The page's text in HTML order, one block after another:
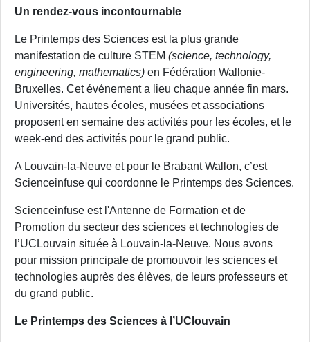
Un rendez-vous incontournable
Le Printemps des Sciences est la plus grande
manifestation de culture STEM (science, technology,
engineering, mathematics) en Fédération Wallonie-
Bruxelles. Cet événement a lieu chaque année fin mars.
Universités, hautes écoles, musées et associations
proposent en semaine des activités pour les écoles, et le
week-end des activités pour le grand public.
A Louvain-la-Neuve et pour le Brabant Wallon, c’est
Scienceinfuse qui coordonne le Printemps des Sciences.
Scienceinfuse est l'Antenne de Formation et de
Promotion du secteur des sciences et technologies de
l’UCLouvain située à Louvain-la-Neuve. Nous avons
pour mission principale de promouvoir les sciences et
technologies auprès des élèves, de leurs professeurs et
du grand public.
Le Printemps des Sciences à l’UClouvain